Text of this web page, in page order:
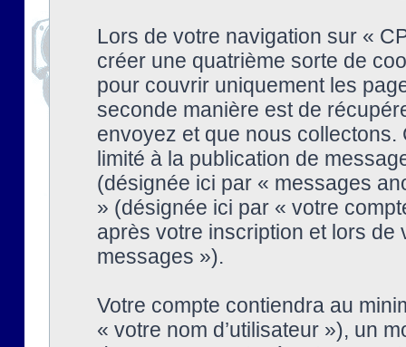
Lors de votre navigation sur «
créer une quatrième sorte de
pour couvrir uniquement les
seconde manière est de
envoyez et que nous collectons.
limité à la publication de
(désignée ici par « messages
» (désignée ici par « votre
après votre inscription et lors
messages »).
Votre compte contiendra au
« votre nom d’utilisateur »), un